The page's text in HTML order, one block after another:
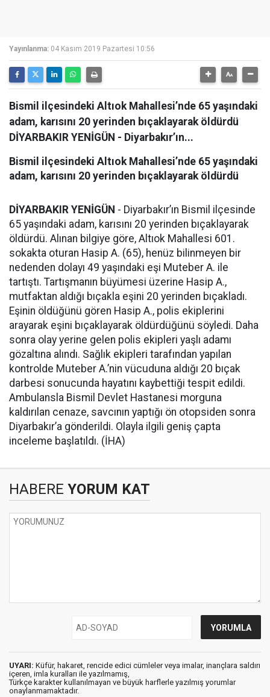
Yayınlanma: 04 Kasım 2019 Pazartesi 10:56
Bismil ilçesindeki Altıok Mahallesi’nde 65 yaşındaki
adam, karısını 20 yerinden bıçaklayarak öldürdü
DİYARBAKIR YENİGÜN - Diyarbakır’ın...
Bismil ilçesindeki Altıok Mahallesi’nde 65 yaşındaki
adam, karısını 20 yerinden bıçaklayarak öldürdü
DİYARBAKIR YENİGÜN - Diyarbakır’ın Bismil ilçesinde
65 yaşındaki adam, karısını 20 yerinden bıçaklayarak
öldürdü. Alınan bilgiye göre, Altıok Mahallesi 601.
sokakta oturan Hasip A. (65), henüz bilinmeyen bir
nedenden dolayı 49 yaşındaki eşi Muteber A. ile
tartıştı. Tartışmanın büyümesi üzerine Hasip A.,
mutfaktan aldığı bıçakla eşini 20 yerinden bıçakladı.
Eşinin öldüğünü gören Hasip A., polis ekiplerini
arayarak eşini bıçaklayarak öldürdüğünü söyledi. Daha
sonra olay yerine gelen polis ekipleri yaşlı adamı
gözaltına alındı. Sağlık ekipleri tarafından yapılan
kontrolde Muteber A.’nin vücuduna aldığı 20 bıçak
darbesi sonucunda hayatını kaybettiği tespit edildi.
Ambulansla Bismil Devlet Hastanesi morguna
kaldırılan cenaze, savcının yaptığı ön otopsiden sonra
Diyarbakır’a gönderildi. Olayla ilgili geniş çapta
inceleme başlatıldı. (İHA)
HABERE YORUM KAT
UYARI: Küfür, hakaret, rencide edici cümleler veya imalar, inançlara saldırı
içeren, imla kuralları ile yazılmamış,
Türkçe karakter kullanılmayan ve büyük harflerle yazılmış yorumlar
onaylanmamaktadır.